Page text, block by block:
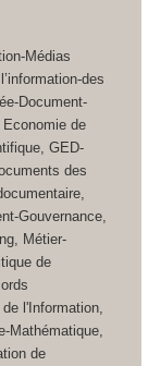
Médias
des
Document-
Economie de
GED-
des
Gouvernance,
Métier-
de
l'Information,
Mathématique,
de